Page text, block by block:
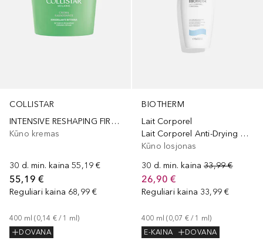
COLLISTAR
INTENSIVE RESHAPING FIRMING CREAM
Kūno kremas
30 d. min. kaina 55,19 €
55,19 €
Reguliari kaina 68,99 €
400 ml (0,14 € / 1 ml)
DOVANA
BIOTHERM
Lait Corporel
Lait Corporel Anti-Drying Body Milk
Kūno losjonas
30 d. min. kaina 33,99 €
26,90 €
Reguliari kaina 33,99 €
400 ml (0,07 € / 1 ml)
E-KAINA
DOVANA